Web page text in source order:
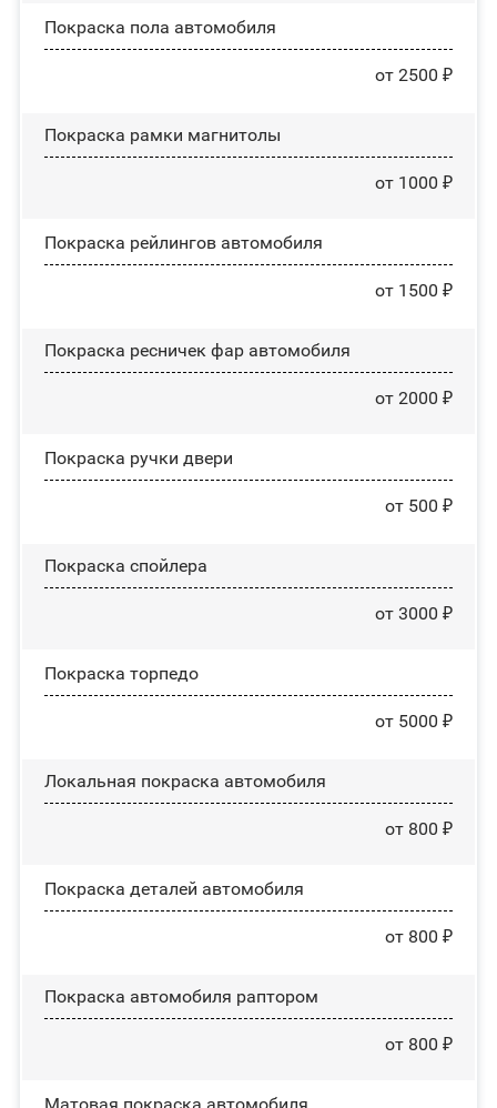
Покраска пола автомобиля
от 2500 ₽
Покраска рамки магнитолы
от 1000 ₽
Покраска рейлингов автомобиля
от 1500 ₽
Покраска ресничек фар автомобиля
от 2000 ₽
Покраска ручки двери
от 500 ₽
Покраска спойлера
от 3000 ₽
Покраска торпедо
от 5000 ₽
Локальная покраска автомобиля
от 800 ₽
Покраска деталей автомобиля
от 800 ₽
Покраска автомобиля раптором
от 800 ₽
Матовая покраска автомобиля